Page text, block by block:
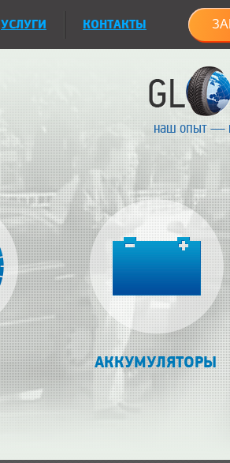
УСЛУГИ КОНТАКТЫ
наш опыт —
АККУМУЛЯТОРЫ